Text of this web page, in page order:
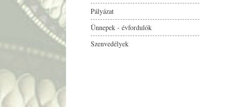
Pályázat
Ünnepek - évfordulók
Szenvedélyek